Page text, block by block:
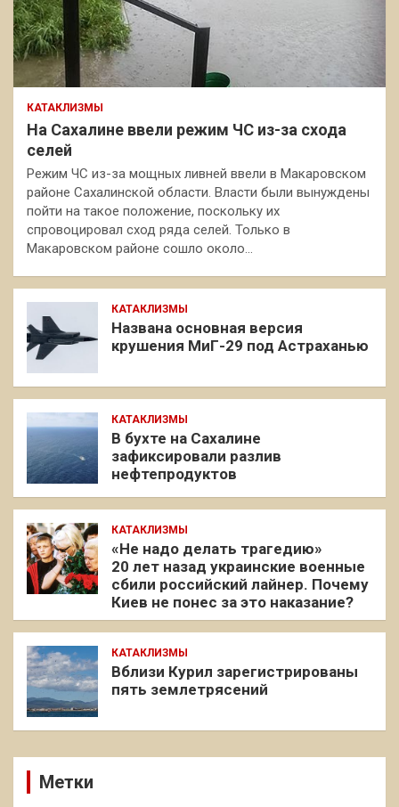
КАТАКЛИЗМЫ
На Сахалине ввели режим ЧС из-за схода
селей
Режим ЧС из-за мощных ливней ввели в Макаровском
районе Сахалинской области. Власти были вынуждены
пойти на такое положение, поскольку их
спровоцировал сход ряда селей. Только в
Макаровском районе сошло около…
КАТАКЛИЗМЫ
Названа основная версия
крушения МиГ-29 под Астраханью
КАТАКЛИЗМЫ
В бухте на Сахалине
зафиксировали разлив
нефтепродуктов
КАТАКЛИЗМЫ
«Не надо делать трагедию»
20 лет назад украинские военные
сбили российский лайнер. Почему
Киев не понес за это наказание?
КАТАКЛИЗМЫ
Вблизи Курил зарегистрированы
пять землетрясений
Метки